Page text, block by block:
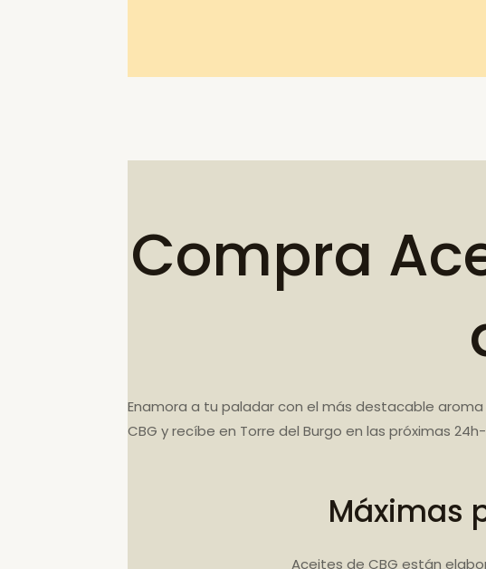
Compra
Enamora a tu paladar con el más destacable
CBG y recíbe en Torre del Burgo en las próximas
Máximas
Aceites de CBG están